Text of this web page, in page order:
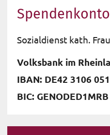
Spendenkonto
Sozialdienst kath.
Volksbank im
IBAN: DE42 3106
BIC: GENODED1MRB